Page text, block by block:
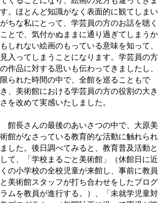
す。ほとんど知識がなく表面的に観てしまい
がちな私にとって、学芸員の方のお話を聴く
ことで、気付かぬままに通り過ぎてしまうか
もしれない絵画のもっている意味を知って、
見入ってしまうことになります。学芸員の方
の作品に対する思いも伝わってきましたし、
限られた時間の中で、全館を巡ることもで
き、美術館における学芸員の方の役割の大き
さを改めて実感いたしました。
館長さんの最後のあいさつの中で、大原美
術館がなさっている教育的な活動に触れられ
ました。後日調べてみると、教育普及活動と
して、「学校まるごと美術館」（休館日に近
くの小学校の全校児童が来館し、事前に教員
と美術館スタッフが打ち合わせをしたプログ
ラムを教員が進行する。）、「未就学児童対